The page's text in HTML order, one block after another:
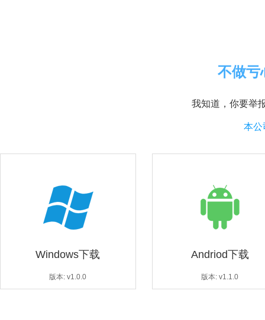
不做亏
我知道，你要举
本公
Windows下载
版本: v1.0.0
Andriod下载
版本: v1.1.0